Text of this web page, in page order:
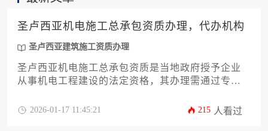
圣卢西亚机电施工总承包资质办理，代办机构
圣卢西亚建筑施工资质办理
圣卢西亚机电施工总承包资质是当地政府授予企业
从事机电工程建设的法定资格，其办理需通过专业
编制、属地化对接等关键环节，有效规避跨国审批
2026-01-17 11:45:21 215 人看过